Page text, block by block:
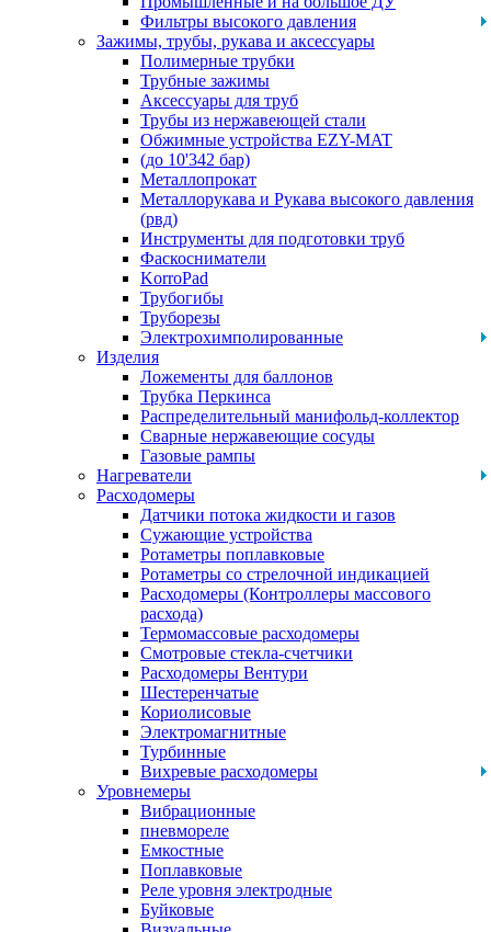
Фильтры высокого давления
Зажимы, трубы, рукава и аксессуары
Полимерные трубки
Трубные зажимы
Аксессуары для труб
Трубы из нержавеющей стали
Обжимные устройства EZY-MAT
(до 10'342 бар)
Металлопрокат
Металлорукава и Рукава высокого давления
(рвд)
Инструменты для подготовки труб
Фаскосниматели
KorroPad
Трубогибы
Труборезы
Электрохимполированные
Изделия
Ложементы для баллонов
Трубка Перкинса
Распределительный манифольд-коллектор
Сварные нержавеющие сосуды
Газовые рампы
Нагреватели
Расходомеры
Датчики потока жидкости и газов
Сужающие устройства
Ротаметры поплавковые
Ротаметры со стрелочной индикацией
Расходомеры (Контроллеры массового
расхода)
Термомассовые расходомеры
Смотровые стекла-счетчики
Расходомеры Вентури
Шестеренчатые
Кориолисовые
Электромагнитные
Турбинные
Вихревые расходомеры
Уровнемеры
Вибрационные
пневмореле
Емкостные
Поплавковые
Реле уровня электродные
Буйковые